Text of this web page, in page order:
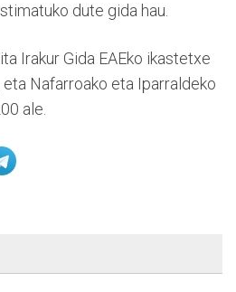
dute gida hau.
Irakur Gida EAEko ikastetxe
Nafarroako eta Iparraldeko
ale.